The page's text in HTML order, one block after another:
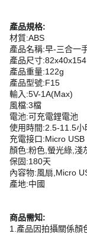
產品規格:
材質:ABS
產品名稱:早-三合一
產品尺寸
產品重量:122g
產品型號:F15
輸入:5V-1A(Max)
風檔:3檔
電池:可充電鋰電池
使用時間:2.5-11.5
充電接口:Micro USB
顏色:粉色,螢光綠,淺
保固:180天
內容物:風扇,Micro
產地:中國
商品需知:
1.產品因拍攝關係顏